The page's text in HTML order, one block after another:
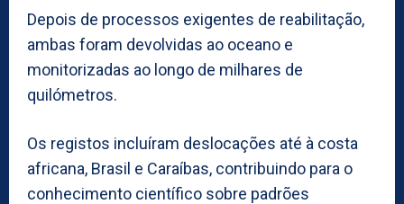
Depois de processos exigentes de reabilitação,
ambas foram devolvidas ao oceano e
monitorizadas ao longo de milhares de
quilómetros.
Os registos incluíram deslocações até à costa
africana, Brasil e Caraíbas, contribuindo para o
conhecimento científico sobre padrões